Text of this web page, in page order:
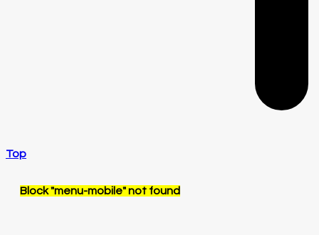
Top
Block"menu-mobile"not found